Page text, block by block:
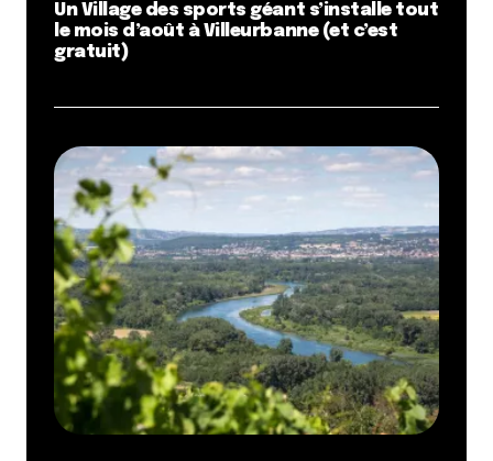
Un Village des sports géant s’installe tout
le mois d’août à Villeurbanne (et c’est
gratuit)